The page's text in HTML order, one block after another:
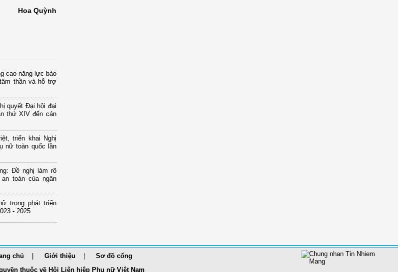
Hoa Quỳnh
cao năng lực bảo
thần và hỗ trợ
quyết Đại hội đại
thứ XIV đến cán
triển khai Nghị
nữ toàn quốc lần
Đề nghị làm rõ
toàn của ngân
trong phát triển
- 2025
chủ Giới thiệu
Sơ đồ cổng
thuộc về Hội Liên hiệp Phụ nữ Việt Nam